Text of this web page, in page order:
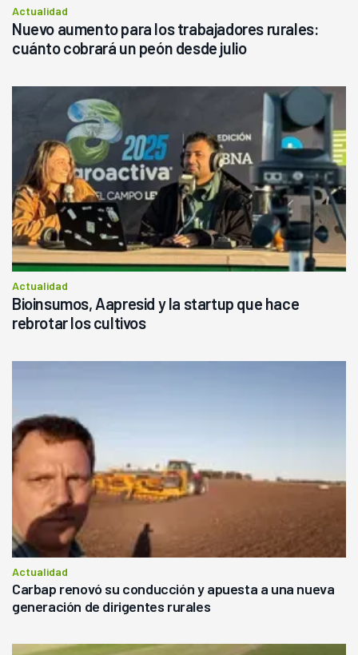
Actualidad
Nuevo aumento para los trabajadores rurales:
cuánto cobrará un peón desde julio
Actualidad
Bioinsumos, Aapresid y la startup que hace
rebrotar los cultivos
Actualidad
Carbap renovó su conducción y apuesta a una nueva
generación de dirigentes rurales